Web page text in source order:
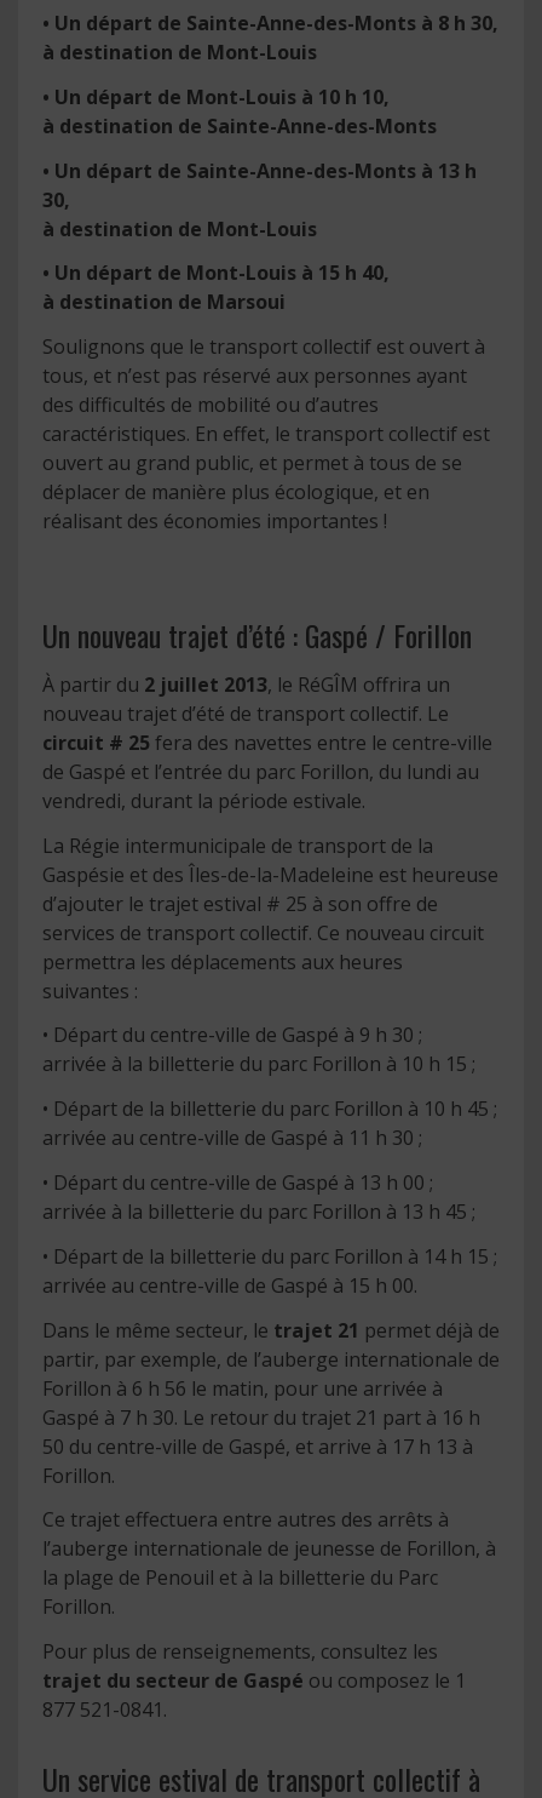
• Un départ de Sainte-Anne-des-Monts à 8 h 30,
à destination de Mont-Louis
• Un départ de Mont-Louis à 10 h 10,
à destination de Sainte-Anne-des-Monts
• Un départ de Sainte-Anne-des-Monts à 13 h
30,
à destination de Mont-Louis
• Un départ de Mont-Louis à 15 h 40,
à destination de Marsoui
Soulignons que le transport collectif est ouvert à
tous, et n’est pas réservé aux personnes ayant
des difficultés de mobilité ou d’autres
caractéristiques. En effet, le transport collectif est
ouvert au grand public, et permet à tous de se
déplacer de manière plus écologique, et en
réalisant des économies importantes !
Un nouveau trajet d’été : Gaspé / Forillon
À partir du 2 juillet 2013, le RéGÎM offrira un
nouveau trajet d’été de transport collectif. Le
circuit # 25 fera des navettes entre le centre-ville
de Gaspé et l’entrée du parc Forillon, du lundi au
vendredi, durant la période estivale.
La Régie intermunicipale de transport de la
Gaspésie et des Îles-de-la-Madeleine est heureuse
d’ajouter le trajet estival # 25 à son offre de
services de transport collectif. Ce nouveau circuit
permettra les déplacements aux heures
suivantes :
• Départ du centre-ville de Gaspé à 9 h 30 ;
arrivée à la billetterie du parc Forillon à 10 h 15 ;
• Départ de la billetterie du parc Forillon à 10 h 45 ;
arrivée au centre-ville de Gaspé à 11 h 30 ;
• Départ du centre-ville de Gaspé à 13 h 00 ;
arrivée à la billetterie du parc Forillon à 13 h 45 ;
• Départ de la billetterie du parc Forillon à 14 h 15 ;
arrivée au centre-ville de Gaspé à 15 h 00.
Dans le même secteur, le trajet 21 permet déjà de
partir, par exemple, de l’auberge internationale de
Forillon à 6 h 56 le matin, pour une arrivée à
Gaspé à 7 h 30. Le retour du trajet 21 part à 16 h
50 du centre-ville de Gaspé, et arrive à 17 h 13 à
Forillon.
Ce trajet effectuera entre autres des arrêts à
l’auberge internationale de jeunesse de Forillon, à
la plage de Penouil et à la billetterie du Parc
Forillon.
Pour plus de renseignements, consultez les
trajet du secteur de Gaspé ou composez le 1
877 521-0841.
Un service estival de transport collectif à